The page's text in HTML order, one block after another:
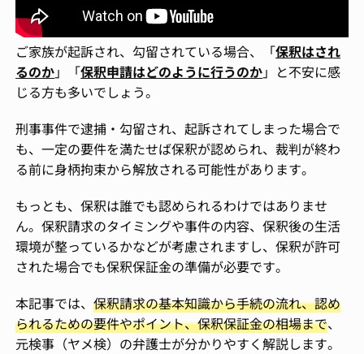
ご家族が起訴され、勾留されている場合、「保釈はされ
るのか」「保釈申請はどのように行うのか」と不安に感
じる方も多いでしょう。
刑事事件で逮捕・勾留され、起訴されてしまった場合で
も、一定の要件を満たせば保釈が認められ、裁判が終わ
る前に身柄拘束から解放される可能性があります。
もっとも、保釈は誰でも認められるわけではありませ
ん。保釈請求のタイミングや事件の内容、保釈後の生活
環境が整っているかなどが考慮されますし、保釈が許可
された場合でも保釈保証金の準備が必要です。
本記事では、保釈請求の基本知識から手続の流れ、認め
られるための要件やポイント、保釈保証金の相場まで、
元検事（ヤメ検）の弁護士が分かりやすく解説します。